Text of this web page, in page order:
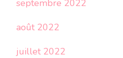
septembre 2022
août 2022
juillet 2022